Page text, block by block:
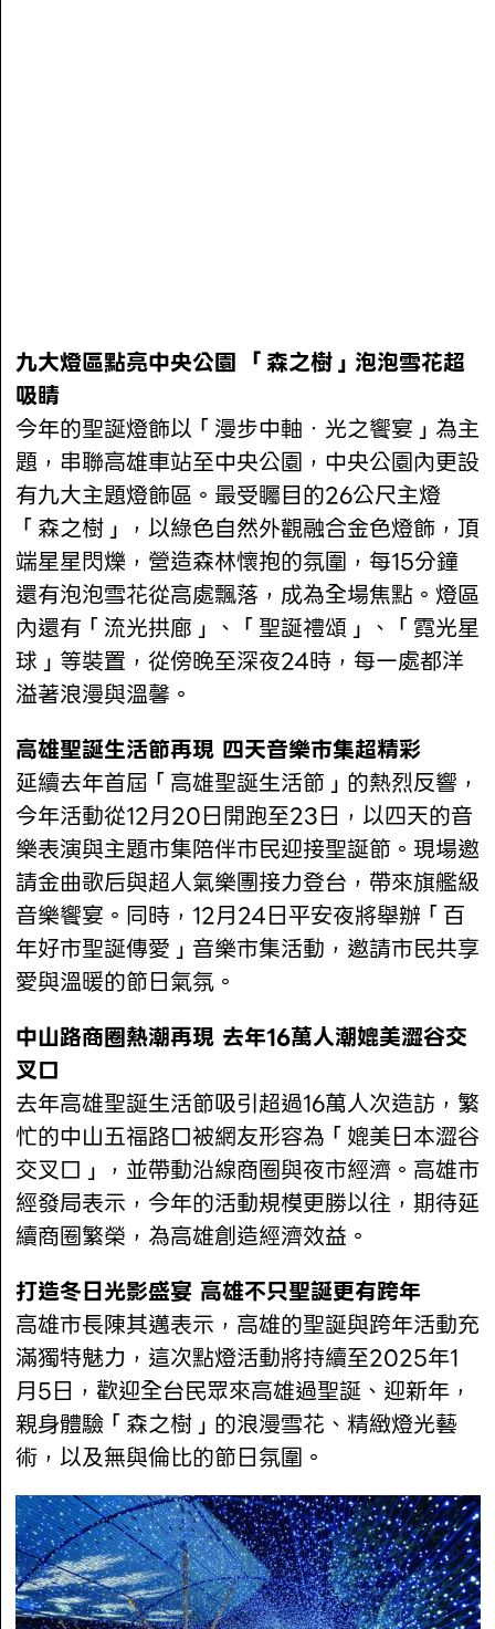
九大燈區點亮中央公園 「森之樹」泡泡雪花超
吸睛
今年的聖誕燈飾以「漫步中軸．光之饗宴」為主
題，串聯高雄車站至中央公園，中央公園內更設
有九大主題燈飾區。最受矚目的26公尺主燈
「森之樹」，以綠色自然外觀融合金色燈飾，頂
端星星閃爍，營造森林懷抱的氛圍，每15分鐘
還有泡泡雪花從高處飄落，成為全場焦點。燈區
內還有「流光拱廊」、「聖誕禮頌」、「霓光星
球」等裝置，從傍晚至深夜24時，每一處都洋
溢著浪漫與溫馨。
高雄聖誕生活節再現 四天音樂市集超精彩
延續去年首屆「高雄聖誕生活節」的熱烈反響，
今年活動從12月20日開跑至23日，以四天的音
樂表演與主題市集陪伴市民迎接聖誕節。現場邀
請金曲歌后與超人氣樂團接力登台，帶來旗艦級
音樂饗宴。同時，12月24日平安夜將舉辦「百
年好市聖誕傳愛」音樂市集活動，邀請市民共享
愛與溫暖的節日氣氛。
中山路商圈熱潮再現 去年16萬人潮媲美澀谷交
叉口
去年高雄聖誕生活節吸引超過16萬人次造訪，繁
忙的中山五福路口被網友形容為「媲美日本澀谷
交叉口」，並帶動沿線商圈與夜市經濟。高雄市
經發局表示，今年的活動規模更勝以往，期待延
續商圈繁榮，為高雄創造經濟效益。
打造冬日光影盛宴 高雄不只聖誕更有跨年
高雄市長陳其邁表示，高雄的聖誕與跨年活動充
滿獨特魅力，這次點燈活動將持續至2025年1
月5日，歡迎全台民眾來高雄過聖誕、迎新年，
親身體驗「森之樹」的浪漫雪花、精緻燈光藝
術，以及無與倫比的節日氛圍。